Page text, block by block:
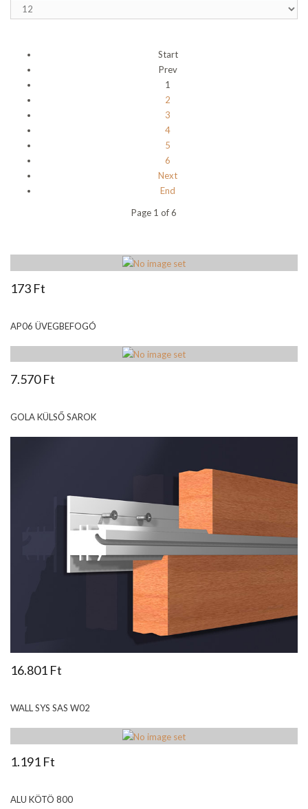
Start
Prev
1
2
3
4
5
6
Next
End
Page 1 of 6
173 Ft
AP06 ÜVEGBEFOGÓ
7.570 Ft
GOLA KÜLSŐ SAROK
16.801 Ft
WALL SYS SAS W02
1.191 Ft
ALU KÖTÖ 800